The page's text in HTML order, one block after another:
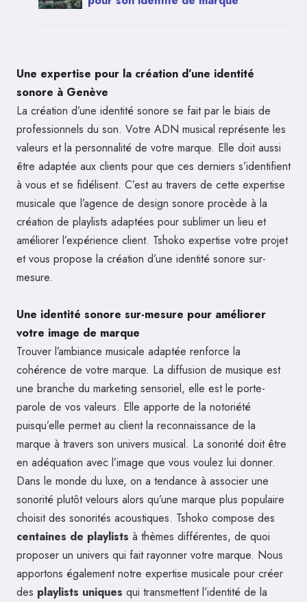
Une expertise pour la création d’une identité
sonore à Genève
La création d’une identité sonore se fait par le biais de
professionnels du son. Votre ADN musical représente les
valeurs et la personnalité de votre marque. Elle doit aussi
être adaptée aux clients pour que ces derniers s’identifient
à vous et se fidélisent. C’est au travers de cette expertise
musicale que l’agence de design sonore procède à la
création de playlists adaptées pour sublimer un lieu et
améliorer l’expérience client. Tshoko expertise votre projet
et vous propose la création d’une identité sonore sur-
mesure.
Une identité sonore sur-mesure pour améliorer
votre image de marque
Trouver l’ambiance musicale adaptée renforce la
cohérence de votre marque. La diffusion de musique est
une branche du marketing sensoriel, elle est le porte-
parole de vos valeurs. Elle apporte de la notoriété
puisqu’elle permet au client la reconnaissance de la
marque à travers son univers musical. La sonorité doit être
en adéquation avec l’image que vous voulez lui donner.
Dans le monde du luxe, on a tendance à associer une
sonorité plutôt velours alors qu’une marque plus populaire
choisit des sonorités acoustiques. Tshoko compose des
centaines de playlists à thèmes différentes, de quoi
proposer un univers qui fait rayonner votre marque. Nous
apportons également notre expertise musicale pour créer
des playlists uniques qui transmettent l’identité de la